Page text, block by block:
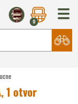
0
1 otvor